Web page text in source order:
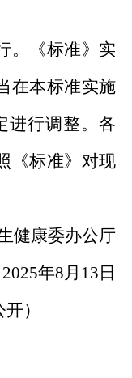
《标准》实
在本标准实施
进行调整。各
《标准》对现
康委办公厅
年8月13日
）